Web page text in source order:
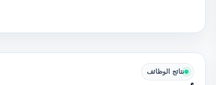
نتائج الوظائف